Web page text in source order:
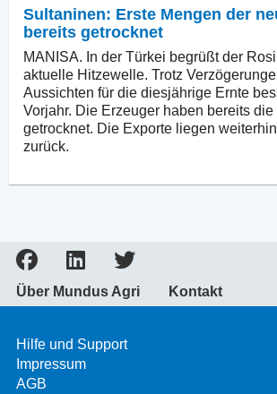
Sultaninen: Erste Mengen der
bereits getrocknet
MANISA. In der Türkei begrüßt der
aktuelle Hitzewelle. Trotz
Aussichten für die diesjährige Ernte
Vorjahr. Die Erzeuger haben bereits
getrocknet. Die Exporte liegen
zurück.
Über Mundus Agri Kontakt
Hilfe und Support
Impressum
AGB